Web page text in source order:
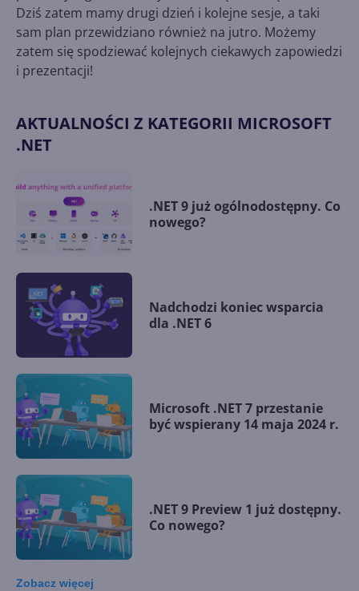
Dziś zatem mamy drugi dzień i kolejne sesje, a taki
sam plan przewidziano również na jutro. Możemy
zatem się spodziewać kolejnych ciekawych zapowiedzi
i prezentacji!
AKTUALNOŚCI Z KATEGORII MICROSOFT
.NET
.NET 9 już ogólnodostępny. Co
nowego?
Nadchodzi koniec wsparcia
dla .NET 6
Microsoft .NET 7 przestanie
być wspierany 14 maja 2024 r.
.NET 9 Preview 1 już dostępny.
Co nowego?
Zobacz więcej